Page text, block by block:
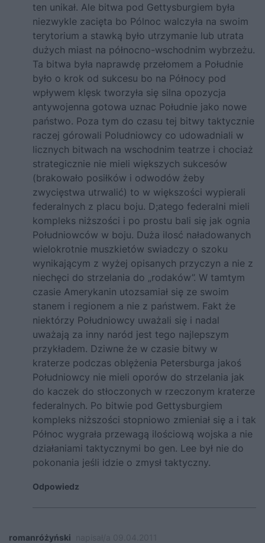
ten unikał. Ale bitwa pod Gettysburgiem była
niezwykle zacięta bo Pólnoc walczyła na swoim
terytorium a stawką było utrzymanie lub utrata
dużych miast na północno-wschodnim wybrzeżu.
Ta bitwa była naprawdę przełomem a Południe
było o krok od sukcesu bo na Północy pod
wpływem klęsk tworzyła się silna opozycja
antywojenna gotowa uznac Południe jako nowe
państwo. Poza tym do czasu tej bitwy taktycznie
raczej górowali Poludniowcy co udowadniali w
licznych bitwach na wschodnim teatrze i chociaż
strategicznie nie mieli większych sukcesów
(brakowało posiłków i odwodów żeby
zwycięstwa utrwalić) to w większości wypierali
federalnych z placu boju. D;atego federalni mieli
kompleks niższości i po prostu bali się jak ognia
Południowców w boju. Duża ilosć naładowanych
wielokrotnie muszkietów swiadczy o szoku
wynikającym z wyżej opisanych przyczyn a nie z
niechęci do strzelania do „rodaków”. W tamtym
czasie Amerykanin utozsamiał się ze swoim
stanem i regionem a nie z państwem. Fakt że
niektórzy Południowcy uważali się i nadal
uważają za inny naród jest tego najlepszym
przykładem. Dziwne że w czasie bitwy w
kraterze podczas oblężenia Petersburga jakoś
Południowcy nie mieli oporów do strzelania jak
do kaczek do stłoczonych w rzeczonym kraterze
federalnych. Po bitwie pod Gettysburgiem
kompleks niższości stopniowo zmieniał się a i tak
Północ wygrała przewagą ilościową wojska a nie
działaniami taktycznymi bo gen. Lee był nie do
pokonania jeśli idzie o zmysł taktyczny.
Odpowiedz
romanróżyński